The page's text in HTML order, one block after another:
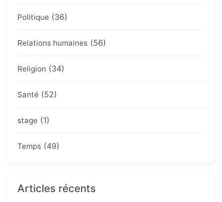
Politique (36)
Relations humaines (56)
Religion (34)
Santé (52)
stage (1)
Temps (49)
Articles récents